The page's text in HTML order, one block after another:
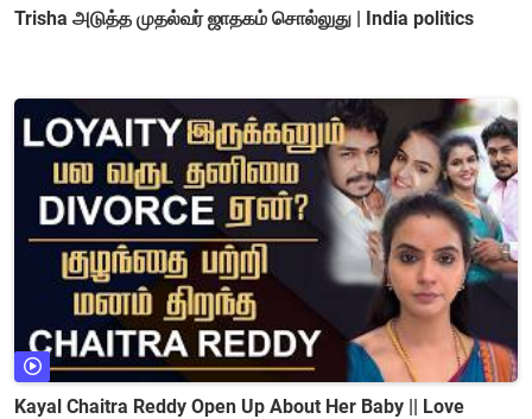
Trisha அடுத்த முதல்வர் ஜாதகம் சொல்லுது | India politics
Kayal Chaitra Reddy Open Up About Her Baby || Love